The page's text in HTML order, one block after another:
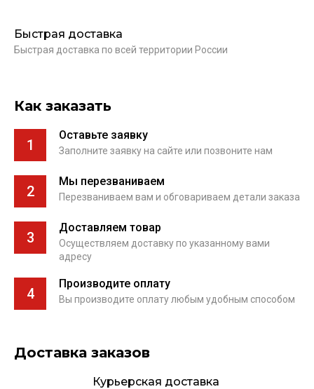
Быстрая доставка
Быстрая доставка по всей территории России
Как заказать
1
Оставьте заявку
Заполните заявку на сайте или позвоните нам
2
Мы перезваниваем
Перезваниваем вам и обговариваем детали заказа
3
Доставляем товар
Осуществляем доставку по указанному вами
адресу
4
Производите оплату
Вы производите оплату любым удобным способом
Доставка заказов
Курьерская доставка